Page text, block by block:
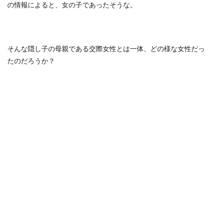
の情報によると、女の子であったそうな。
そんな隠し子の母親である交際女性とは一体、どの様な女性だっ
たのだろうか？